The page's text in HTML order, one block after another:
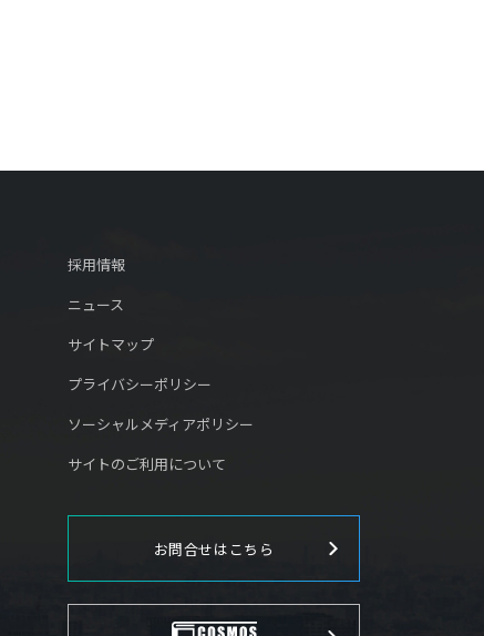
採用情報
ニュース
サイトマップ
プライバシーポリシー
ソーシャルメディアポリシー
サイトのご利用について
お問合せはこちら